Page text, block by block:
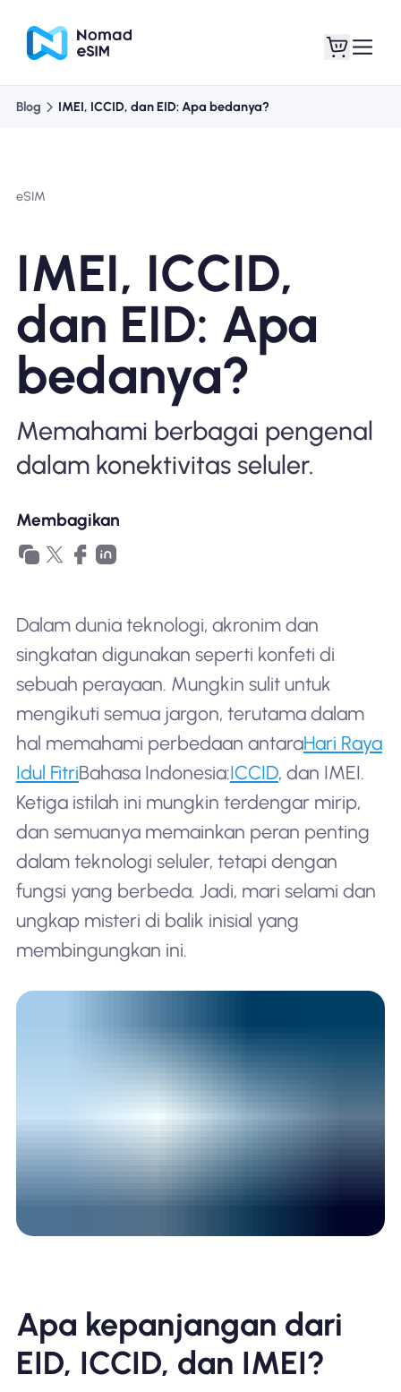
Tentang eSIM
Mengapa Nomad eSIM
Untuk bisnis
Blog IMEI, ICCID, dan EID: Apa bedanya?
eSIM
IMEI, ICCID,
dan EID: Apa
bedanya?
Memahami berbagai pengenal
dalam konektivitas seluler.
Membagikan
Dalam dunia teknologi, akronim dan
singkatan digunakan seperti konfeti di
sebuah perayaan. Mungkin sulit untuk
mengikuti semua jargon, terutama dalam
hal memahami perbedaan antaraHari Raya
Idul FitriBahasa Indonesia:ICCID, dan IMEI.
Ketiga istilah ini mungkin terdengar mirip,
dan semuanya memainkan peran penting
dalam teknologi seluler, tetapi dengan
fungsi yang berbeda. Jadi, mari selami dan
ungkap misteri di balik inisial yang
membingungkan ini.
Apa kepanjangan dari
EID, ICCID, dan IMEI?